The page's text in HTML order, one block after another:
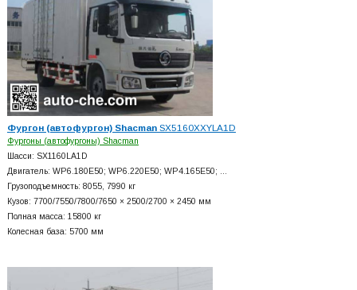
Фургон (автофургон) ShacmanSX5160XXYLA1D
Фургоны (автофургоны) Shacman
Шасси: SX1160LA1D
Двигатель: WP6.180E50; WP6.220E50; WP4.165E50; …
Грузоподъемность: 8055, 7990 кг
Кузов: 7700/7550/7800/7650 × 2500/2700 × 2450 мм
Полная масса: 15800 кг
Колесная база: 5700 мм